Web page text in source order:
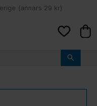
(annars 29 kr)
och vi skickar lagervaror